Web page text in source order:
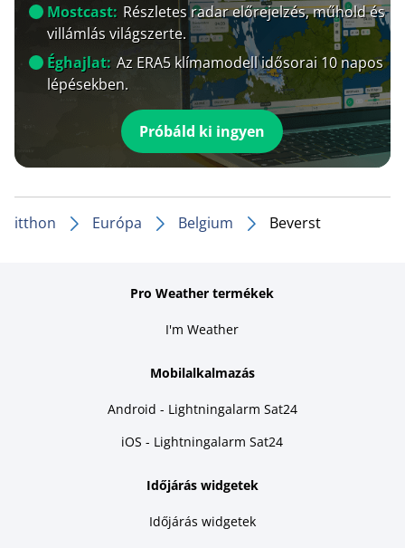
Mostcast: Részletes radar előrejelzés, műhold és
villámlás világszerte.
Éghajlat: Az ERA5 klímamodell idősorai 10 napos
lépésekben.
Próbáld ki ingyen
itthon Európa Belgium Beverst
Pro Weather termékek
I'm Weather
Mobilalkalmazás
Android - Lightningalarm Sat24
iOS - Lightningalarm Sat24
Időjárás widgetek
Időjárás widgetek